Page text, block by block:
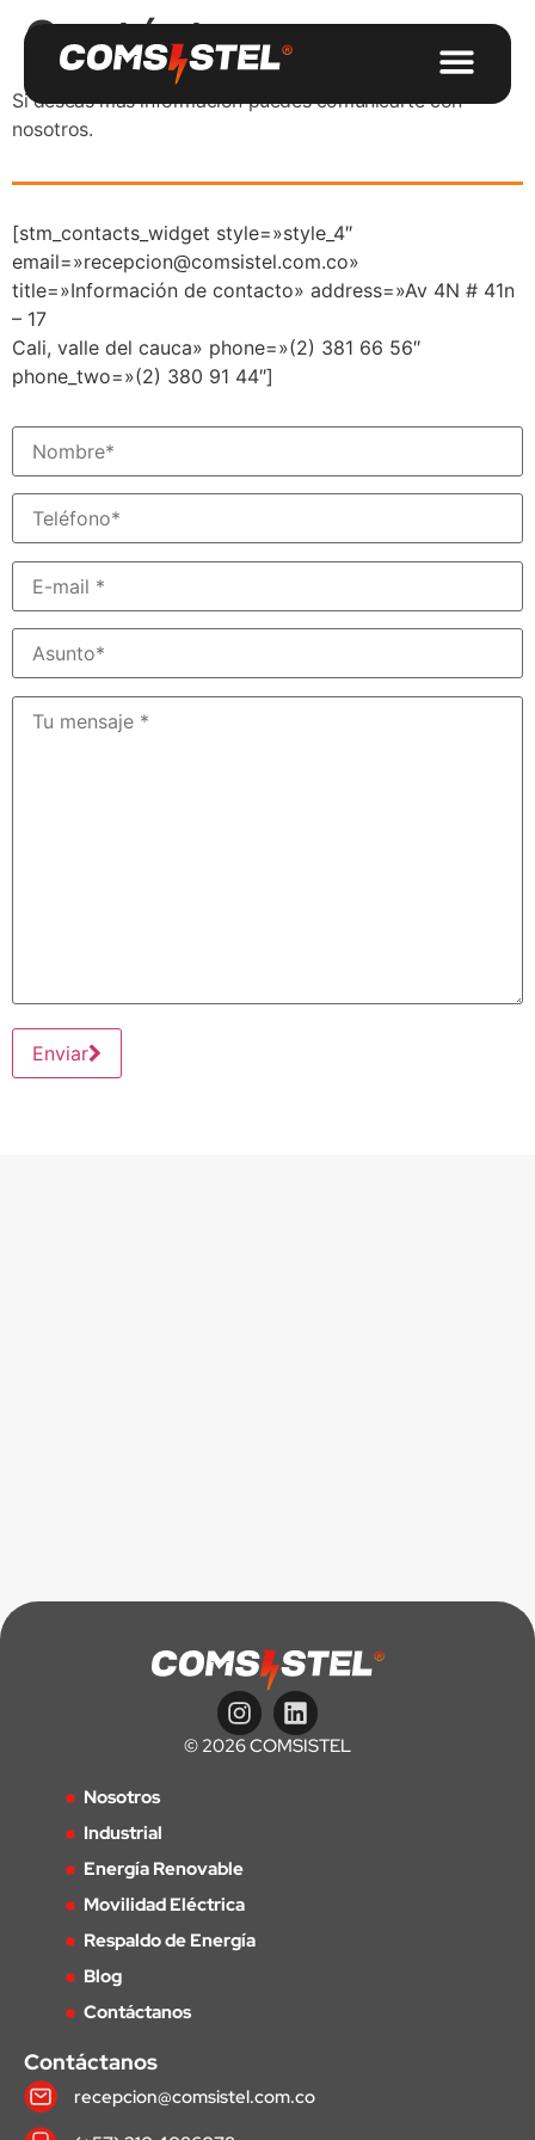
Contáctenos
Si deseas más información puedes comunicarte con
nosotros.
[stm_contacts_widget style=»style_4″
email=»recepcion@comsistel.com.co»
title=»Información de contacto» address=»Av 4N # 41n
– 17
Cali, valle del cauca» phone=»(2) 381 66 56″
phone_two=»(2) 380 91 44″]
Enviar
© 2026 COMSISTEL
Nosotros
Industrial
Energía Renovable
Movilidad Eléctrica
Respaldo de Energía
Blog
Contáctanos
Contáctanos
recepcion@comsistel.com.co